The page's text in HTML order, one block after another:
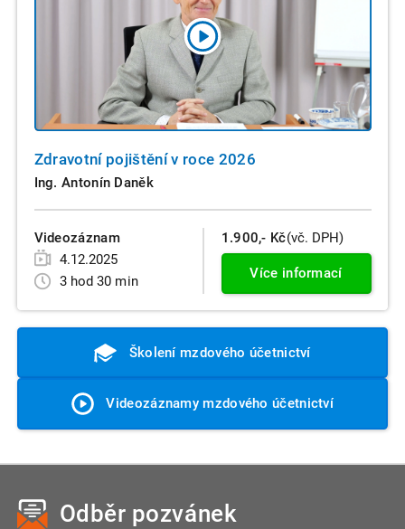
Zdravotní pojištění v roce 2026
Ing. Antonín Daněk
Videozáznam
4.12.2025
3 hod 30 min
1.900,- Kč(vč. DPH)
Více informací
Školení mzdového účetnictví
Videozáznamy mzdového účetnictví
Odběr pozvánek